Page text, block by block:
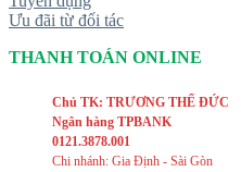
Ưu đãi từ đối tác
THANH TOÁN ONLINE
Chủ TK: TRƯƠNG THẾ ĐỨC
Ngân hàng TPBANK
0121.3878.001
Chi nhánh: Gia Định - Sài Gòn